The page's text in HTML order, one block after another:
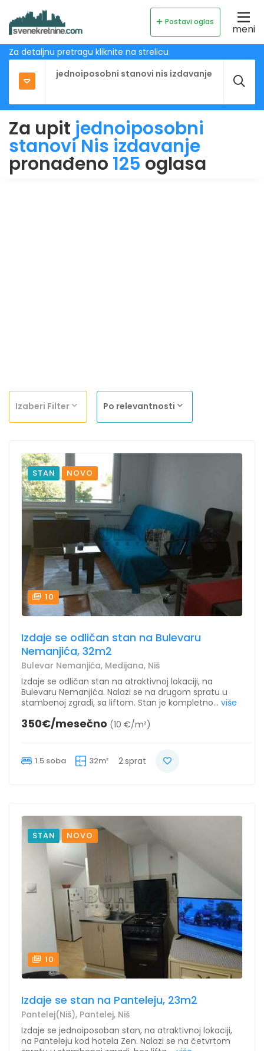
Postavi oglas
meni
Za detaljnu pretragu kliknite na strelicu
Za upit jednoiposobni
stanovi Nis izdavanje
pronađeno 125 oglasa
Izaberi Filter Po relevantnosti
STAN NOVO
10
Izdaje se odličan stan na Bulevaru
Nemanjića, 32m2
Bulevar Nemanjića, Medijana, Niš
Izdaje se odličan stan na atraktivnoj lokaciji, na
Bulevaru Nemanjića. Nalazi se na drugom spratu u
stambenoj zgradi, sa liftom. Stan je kompletno... više
350€/mesečno (10 €/m²)
1.5 soba 32m² 2.sprat
STAN NOVO
10
Izdaje se stan na Panteleju, 23m2
Pantelej(Niš), Pantelej, Niš
Izdaje se jednoiposoban stan, na atraktivnoj lokaciji,
na Panteleju kod hotela Zen. Nalazi se na četvrtom